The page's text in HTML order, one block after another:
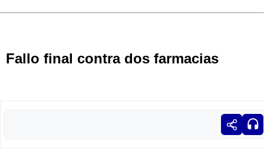
Fallo final contra dos farmacias